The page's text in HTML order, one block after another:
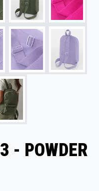
- POWDER